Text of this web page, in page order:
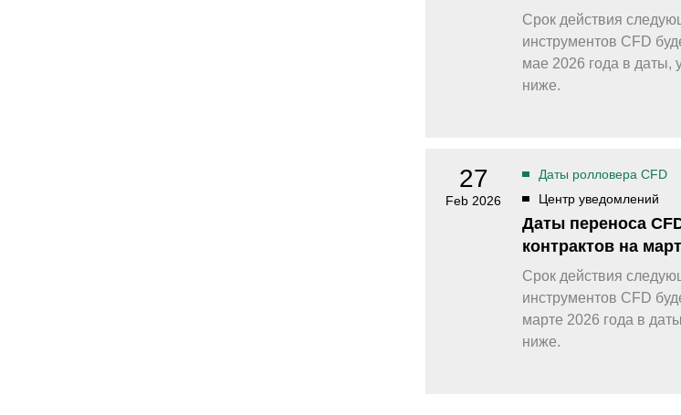
Срок действия
инструментов CFD
мае 2026 года в даты,
ниже.
27
Feb 2026
Даты ролловера CFD
Центр уведомлений
Даты переноса
контрактов на
Срок действия
инструментов CFD
марте 2026 года в
ниже.